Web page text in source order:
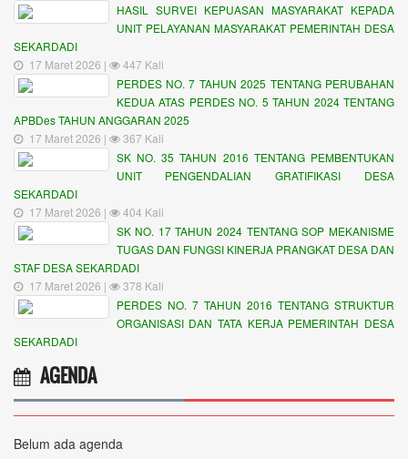
HASIL SURVEI KEPUASAN MASYARAKAT KEPADA
UNIT PELAYANAN MASYARAKAT PEMERINTAH DESA
SEKARDADI
17 Maret 2026 |
447 Kali
PERDES NO. 7 TAHUN 2025 TENTANG PERUBAHAN
KEDUA ATAS PERDES NO. 5 TAHUN 2024 TENTANG
APBDes TAHUN ANGGARAN 2025
17 Maret 2026 |
367 Kali
SK NO. 35 TAHUN 2016 TENTANG PEMBENTUKAN
UNIT PENGENDALIAN GRATIFIKASI DESA
SEKARDADI
17 Maret 2026 |
404 Kali
SK NO. 17 TAHUN 2024 TENTANG SOP MEKANISME
TUGAS DAN FUNGSI KINERJA PRANGKAT DESA DAN
STAF DESA SEKARDADI
17 Maret 2026 |
378 Kali
PERDES NO. 7 TAHUN 2016 TENTANG STRUKTUR
ORGANISASI DAN TATA KERJA PEMERINTAH DESA
SEKARDADI
AGENDA
Belum ada agenda